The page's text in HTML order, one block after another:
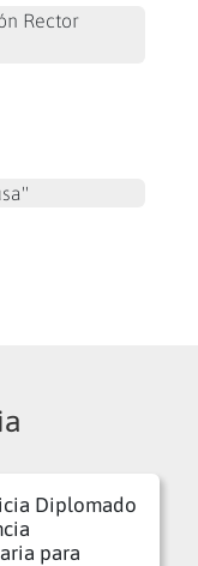
Rector
Diplomado
para